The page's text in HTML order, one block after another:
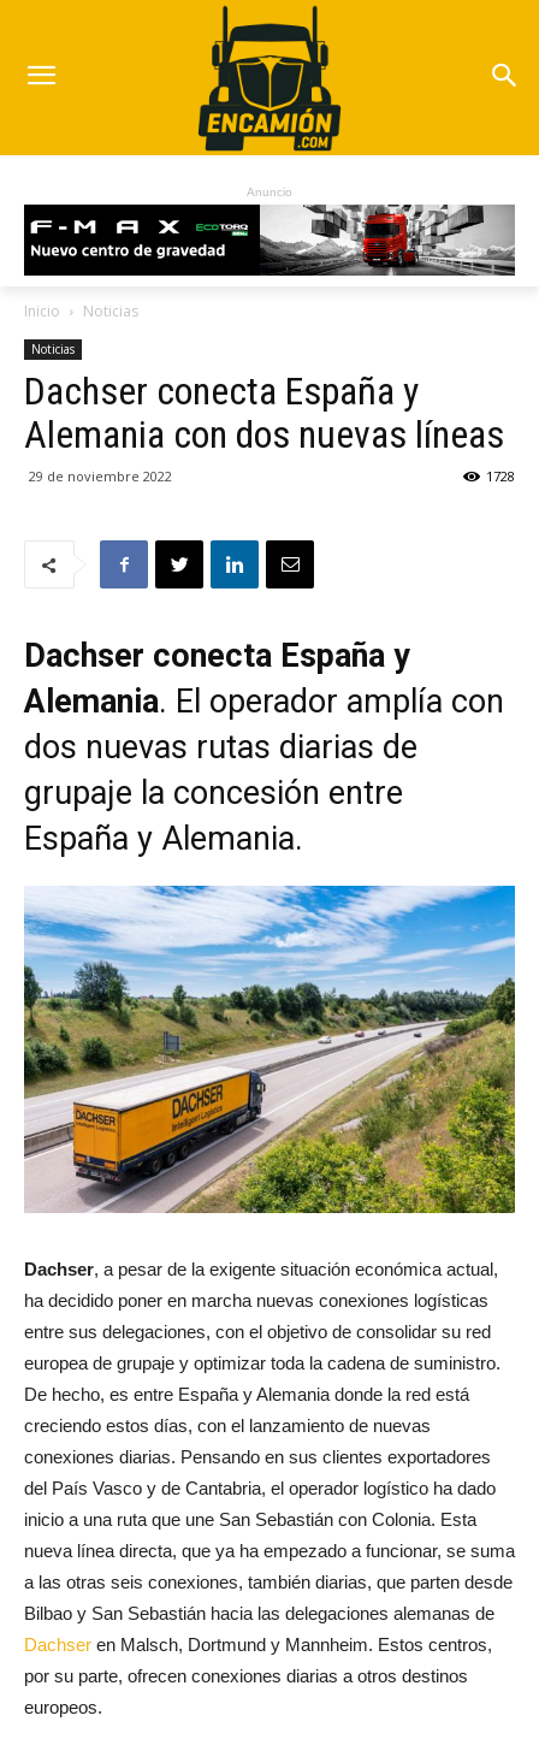
Anuncio
Inicio Noticias
Noticias
Dachser conecta España y
Alemania con dos nuevas líneas
29 de noviembre 2022 1728
Dachser conecta España y
Alemania. El operador amplía con
dos nuevas rutas diarias de
grupaje la concesión entre
España y Alemania.
Dachser, a pesar de la exigente situación económica actual,
ha decidido poner en marcha nuevas conexiones logísticas
entre sus delegaciones, con el objetivo de consolidar su red
europea de grupaje y optimizar toda la cadena de suministro.
De hecho, es entre España y Alemania donde la red está
creciendo estos días, con el lanzamiento de nuevas
conexiones diarias. Pensando en sus clientes exportadores
del País Vasco y de Cantabria, el operador logístico ha dado
inicio a una ruta que une San Sebastián con Colonia. Esta
nueva línea directa, que ya ha empezado a funcionar, se suma
a las otras seis conexiones, también diarias, que parten desde
Bilbao y San Sebastián hacia las delegaciones alemanas de
Dachser en Malsch, Dortmund y Mannheim. Estos centros,
por su parte, ofrecen conexiones diarias a otros destinos
europeos.